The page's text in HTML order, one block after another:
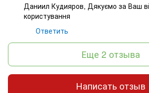
Даниил Кудияров, Дякуємо за Ваш
користування
Ответить
Еще 2 отзыва
Написать отзыв